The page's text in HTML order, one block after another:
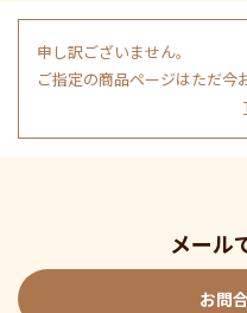
申し訳ございません。
ご指定の商品ページはただ今
メール
お問